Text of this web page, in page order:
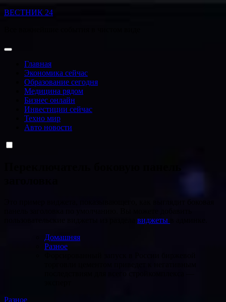
Перейти
ВЕСТНИК 24
Главная
Экономика сейчас
Образование сегодня
Медицина рядом
Бизнес онлайн
Инвестиции сейчас
Техно мир
Авто новости
виджеты
Домашняя
Разное
Разное